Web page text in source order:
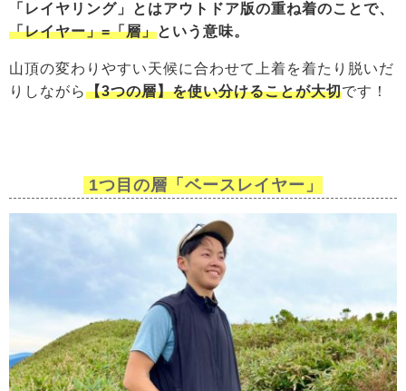
「レイヤリング」とはアウトドア版の重ね着のことで、
「レイヤー」=「層」という意味。
山頂の変わりやすい天候に合わせて上着を着たり脱いだ
りしながら【3つの層】を使い分けることが大切です！
1つ目の層「ベースレイヤー」